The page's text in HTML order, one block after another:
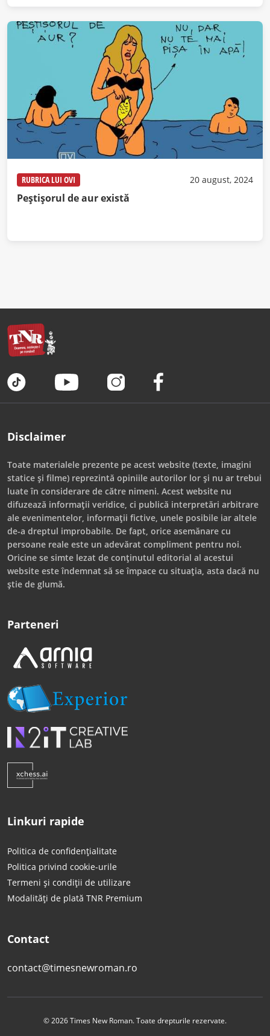
RUBRICA LUI OVI 20 august, 2024
Peștișorul de aur există
Disclaimer
Toate materialele prezente pe acest website (texte, imagini
statice și filme) reprezintă opiniile autorilor lor și nu ar trebui
luate în considerare de către nimeni. Acest website nu
difuzează informații veridice, ci publică interpretări arbitrare
ale evenimentelor, informații fictive, unele posibile iar altele
de-a dreptul improbabile. De fapt, orice asemănare cu
persoane reale este un adevărat compliment pentru noi.
Oricine se simte lezat de conținutul editorial al acestui
website este îndemnat să se împace cu situația, asta dacă nu
știe de glumă.
Parteneri
Linkuri rapide
Politica de confidențialitate
Politica privind cookie-urile
Termeni și condiții de utilizare
Modalități de plată TNR Premium
Contact
contact@timesnewroman.ro
© 2026 Times New Roman. Toate drepturile rezervate.